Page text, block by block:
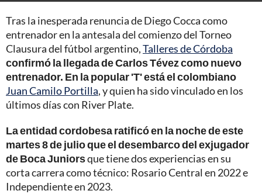
Tras la inesperada renuncia de Diego Cocca como
entrenador en la antesala del comienzo del Torneo
Clausura del fútbol argentino,Talleres de Córdoba
confirmó la llegada de Carlos Tévez como nuevo
entrenador. En la popular 'T' está el colombiano
Juan Camilo Portilla, y quien ha sido vinculado en los
últimos días con River Plate.
La entidad cordobesa ratificó en la noche de este
martes 8 de julio que el desembarco del exjugador
de Boca Juniorsque tiene dos experiencias en su
corta carrera como técnico: Rosario Central en 2022 e
Independiente en 2023.